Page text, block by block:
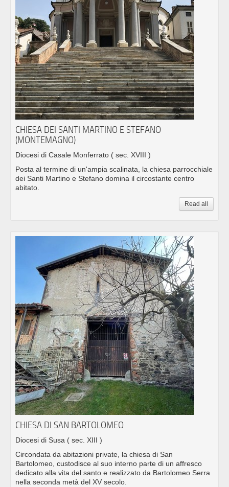
CHIESA DEI SANTI MARTINO E STEFANO
(MONTEMAGNO)
Diocesi di Casale Monferrato ( sec. XVIII )
Posta al termine di un'ampia scalinata, la chiesa parrocchiale
dei Santi Martino e Stefano domina il circostante centro
abitato.
Read all
CHIESA DI SAN BARTOLOMEO
Diocesi di Susa ( sec. XIII )
Circondata da abitazioni private, la chiesa di San
Bartolomeo, custodisce al suo interno parte di un affresco
dedicato alla vita del santo e realizzato da Bartolomeo Serra
nella seconda metà del XV secolo.